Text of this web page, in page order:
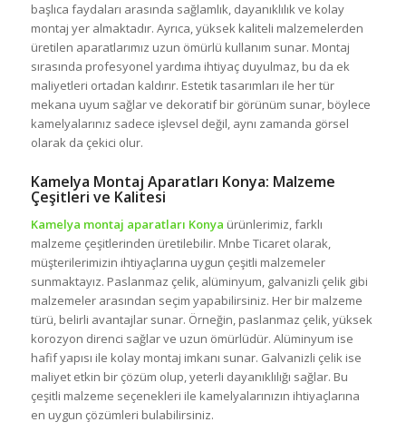
başlıca faydaları arasında sağlamlık, dayanıklılık ve kolay
montaj yer almaktadır. Ayrıca, yüksek kaliteli malzemelerden
üretilen aparatlarımız uzun ömürlü kullanım sunar. Montaj
sırasında profesyonel yardıma ihtiyaç duyulmaz, bu da ek
maliyetleri ortadan kaldırır. Estetik tasarımları ile her tür
mekana uyum sağlar ve dekoratif bir görünüm sunar, böylece
kamelyalarınız sadece işlevsel değil, aynı zamanda görsel
olarak da çekici olur.
Kamelya Montaj Aparatları Konya: Malzeme
Çeşitleri ve Kalitesi
Kamelya montaj aparatları Konya ürünlerimiz, farklı
malzeme çeşitlerinden üretilebilir. Mnbe Ticaret olarak,
müşterilerimizin ihtiyaçlarına uygun çeşitli malzemeler
sunmaktayız. Paslanmaz çelik, alüminyum, galvanizli çelik gibi
malzemeler arasından seçim yapabilirsiniz. Her bir malzeme
türü, belirli avantajlar sunar. Örneğin, paslanmaz çelik, yüksek
korozyon direnci sağlar ve uzun ömürlüdür. Alüminyum ise
hafif yapısı ile kolay montaj imkanı sunar. Galvanizli çelik ise
maliyet etkin bir çözüm olup, yeterli dayanıklılığı sağlar. Bu
çeşitli malzeme seçenekleri ile kamelyalarınızın ihtiyaçlarına
en uygun çözümleri bulabilirsiniz.